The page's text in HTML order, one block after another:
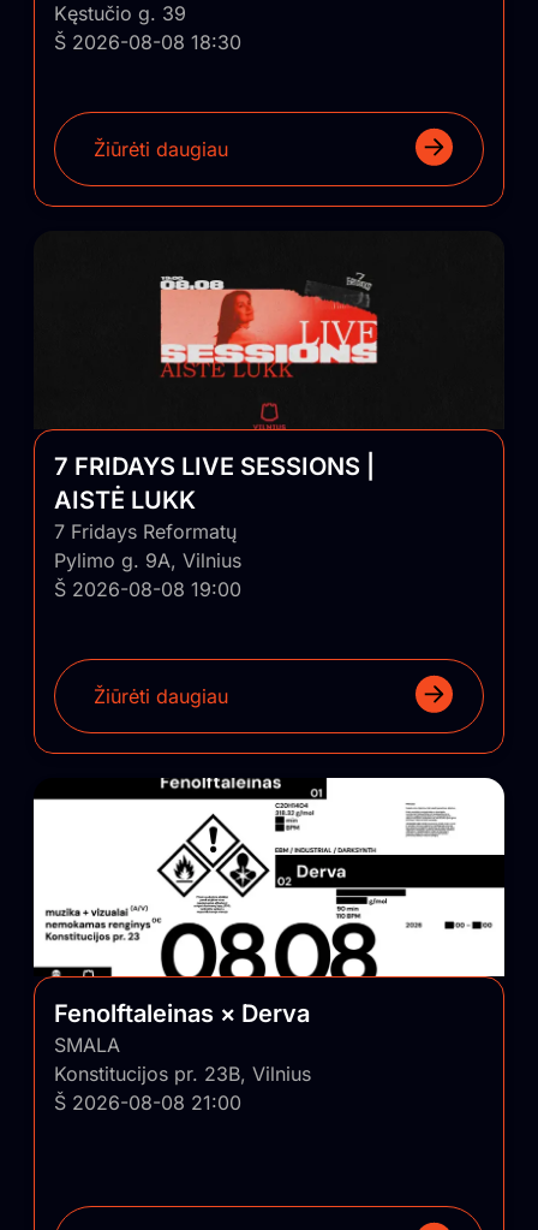
Kęstučio g. 39
Š 2026-08-08 18:30
Žiūrėti daugiau
7 FRIDAYS LIVE SESSIONS |
AISTĖ LUKK
7 Fridays Reformatų
Pylimo g. 9A, Vilnius
Š 2026-08-08 19:00
Žiūrėti daugiau
Fenolftaleinas × Derva
SMALA
Konstitucijos pr. 23B, Vilnius
Š 2026-08-08 21:00